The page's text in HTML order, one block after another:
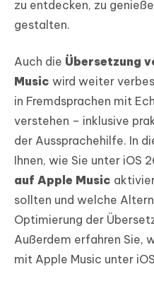
zu entdecken, zu
gestalten.
Auch die Übersetzung
Music wird weiter
in Fremdsprachen mit
verstehen – inklusive
der Aussprachehilfe. In
Ihnen, wie Sie unter iOS
auf Apple Music
sollten und welche
Optimierung der
Außerdem erfahren Sie,
mit Apple Music unter